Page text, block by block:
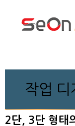
작업 디
2단, 3단 형태